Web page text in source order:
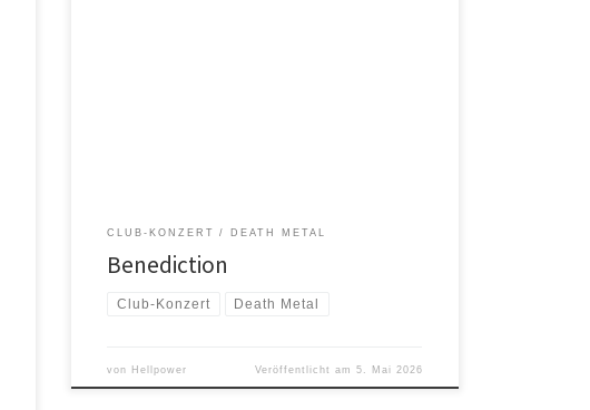
CLUB-KONZERT DEATH METAL
Benediction
Club-Konzert Death Metal
von Hellpower Veröffentlicht am 5. Mai 2026